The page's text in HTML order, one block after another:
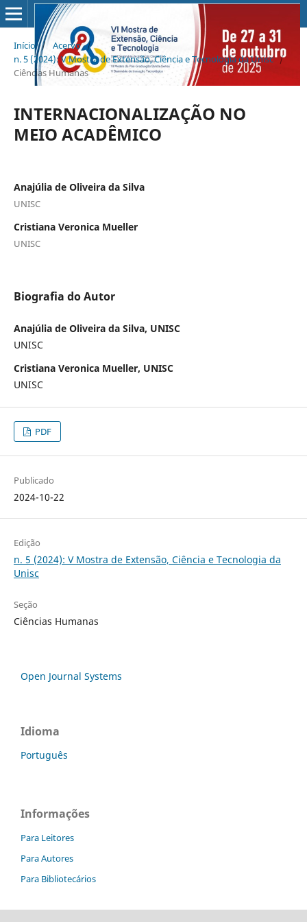
Início / Acervo /
n. 5 (2024): V Mostra de Extensão, Ciência e Tecnologia da Unisc /
Ciências Humanas
INTERNACIONALIZAÇÃO NO
MEIO ACADÊMICO
Anajúlia de Oliveira da Silva
UNISC
Cristiana Veronica Mueller
UNISC
Biografia do Autor
Anajúlia de Oliveira da Silva, UNISC
UNISC
Cristiana Veronica Mueller, UNISC
UNISC
PDF
Publicado
2024-10-22
Edição
n. 5 (2024): V Mostra de Extensão, Ciência e Tecnologia da
Unisc
Seção
Ciências Humanas
Open Journal Systems
Idioma
Português
Informações
Para Leitores
Para Autores
Para Bibliotecários